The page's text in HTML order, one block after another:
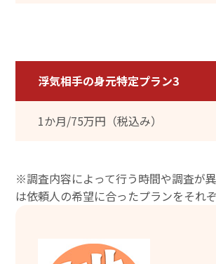
浮気相手の身元特定プラン3
1か月/75万円（税込み）
※調査内容によって行う時間や調査が
は依頼人の希望に合ったプランをそれ